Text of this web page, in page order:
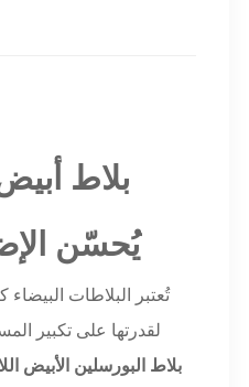
يُحسّن
تُعتبر البلاطات
لقدرتها على تكبير
بلاط البورسلين الأبيض